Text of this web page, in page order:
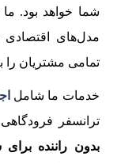
شما خواهد بود.
مدل‌های اقتصادی
تمامی مشتریان را
خدمات ما شامل
ترانسفر
بدون راننده